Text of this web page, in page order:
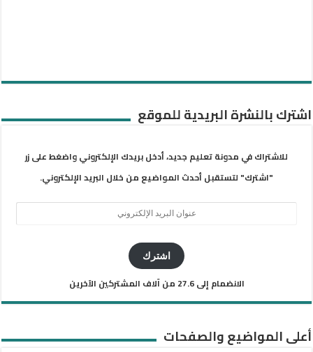
اشترك بالنشرة البريدية للموقع
للاشتراك في مدونة تعليم جديد، أدخل بريدك الإلكتروني واضغط على زر
"اشترك" لتستقبل أحدث المواضيع من خلال البريد الإلكتروني.
اشترك
الانضمام إلى 27.6 من آلاف المشتركين الآخرين
أعلى المواضيع والصفحات